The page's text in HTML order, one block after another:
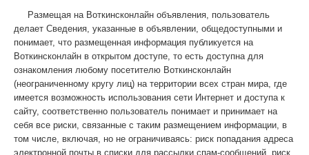
Размещая на Воткинсконлайн объявления, пользователь
делает Сведения, указанные в объявлении, общедоступными и
понимает, что размещенная информация публикуется на
Воткинсконлайн в открытом доступе, то есть доступна для
ознакомления любому посетителю Воткинсконлайн
(неограниченному кругу лиц) на территории всех стран мира, где
имеется возможность использования сети Интернет и доступа к
сайту, соответственно пользователь понимает и принимает на
себя все риски, связанные с таким размещением информации, в
том числе, включая, но не ограничиваясь: риск попадания адреса
электронной почты в списки для рассылки спам-сообщений, риск